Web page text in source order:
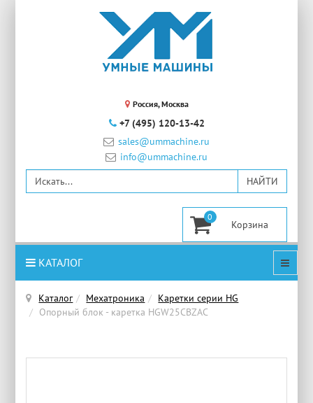
Россия, Москва
+7 (495) 120-13-42
sales@ummachine.ru
info@ummachine.ru
0
КАТАЛОГ
Каталог Мехатроника
Каретки серии HG
Опорный блок - каретка HGW25CBZAC